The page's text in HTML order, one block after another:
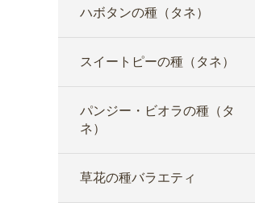
ハボタンの種（タネ）
スイートピーの種（タネ）
パンジー・ビオラの種（タ
ネ）
草花の種バラエティ